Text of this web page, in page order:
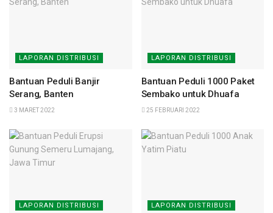
LAPORAN DISTRIBUSI
Bantuan Peduli Banjir
Serang, Banten
3 MARET 2022
LAPORAN DISTRIBUSI
Bantuan Peduli 1000 Paket
Sembako untuk Dhuafa
25 FEBRUARI 2022
LAPORAN DISTRIBUSI LAPORAN DISTRIBUSI